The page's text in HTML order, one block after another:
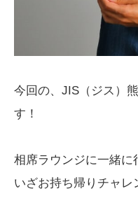
今回の、JIS（ジス）
す！
相席ラウンジに一緒に
いざお持ち帰りチャレ